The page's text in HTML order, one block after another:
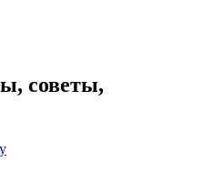
советы,